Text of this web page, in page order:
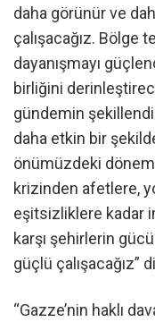
daha görünür ve
çalışacağız. Bölge
dayanışmayı
birliğini
gündemin
daha etkin bir
önümüzdeki
krizinden afetlere,
eşitsizliklere kadar
karşı şehirlerin
güçlü çalışacağız”
“Gazze’nin haklı